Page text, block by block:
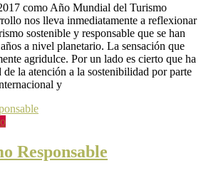
como Año Mundial del Turismo
‎nos lleva inmediatamente a reflexionar
sostenible y responsable que se han
a nivel planetario. La sensación que
agridulce. Por un lado es cierto que ha
la atención a la sostenibilidad por parte
y
Responsable